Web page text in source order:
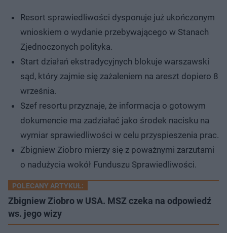
Resort sprawiedliwości dysponuje już ukończonym
wnioskiem o wydanie przebywającego w Stanach
Zjednoczonych polityka.
Start działań ekstradycyjnych blokuje warszawski
sąd, który zajmie się zażaleniem na areszt dopiero 8
września.
Szef resortu przyznaje, że informacja o gotowym
dokumencie ma zadziałać jako środek nacisku na
wymiar sprawiedliwości w celu przyspieszenia prac.
Zbigniew Ziobro mierzy się z poważnymi zarzutami
o nadużycia wokół Funduszu Sprawiedliwości.
POLECANY ARTYKUŁ:
Zbigniew Ziobro w USA. MSZ czeka na odpowiedź
ws. jego wizy